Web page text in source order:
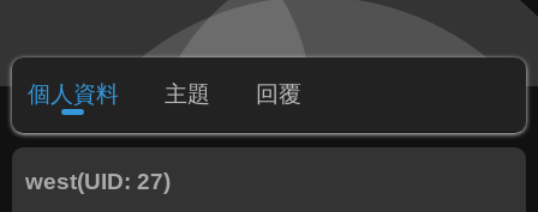
個人資料 主題 回覆
west(UID: 27)